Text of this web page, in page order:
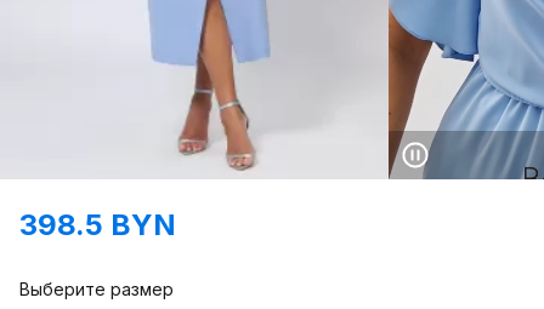
398.5 BYN
Выберите размер